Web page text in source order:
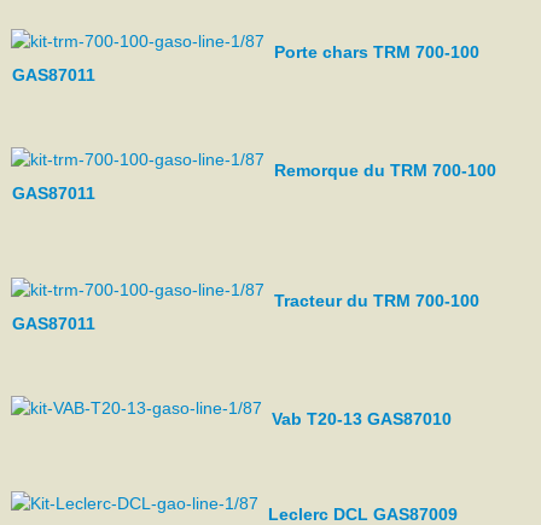
Porte chars TRM 700-100
GAS87011
Remorque du TRM 700-100
GAS87011
Tracteur du TRM 700-100
GAS87011
Vab T20-13 GAS87010
Leclerc DCL GAS87009